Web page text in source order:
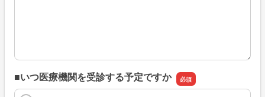
■いつ医療機関を受診する予定ですか